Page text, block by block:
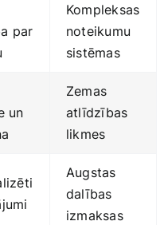
par
Kompleksas
noteikumu
sistēmas
un
Zemas⁣
atlīdzības
likmes
Augstas ​
dalības
izmaksas